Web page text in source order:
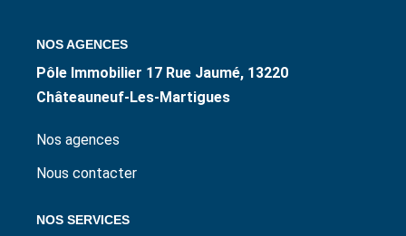
NOS AGENCES
Pôle Immobilier 17 Rue Jaumé, 13220
Châteauneuf-Les-Martigues
Nos agences
Nous contacter
NOS SERVICES